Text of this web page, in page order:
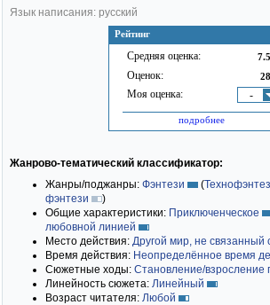
Рейтинг
Средняя оценка:
Оценок:
Моя оценка: -
подробнее
Язык написания: русский
Жанрово-тематический классификатор:
Жанры/поджанры: Фэнтези (
фэнтези
)
Общие характеристики: Приключенческое
любовной линией
Место действия: Другой мир, не связанный
Время действия: Неопределённое время
Сюжетные ходы: Становление/взросление
Линейность сюжета: Линейный
Возраст читателя: Любой